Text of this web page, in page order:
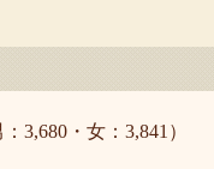
3,680・女：3,841）